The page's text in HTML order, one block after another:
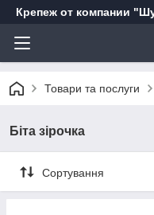
Крепеж от компании
Товари та послуги
Біта зірочка
Сортування